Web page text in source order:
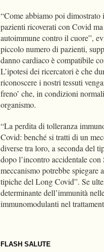
FLASH SALUTE
“Come abbiamo poi
pazienti ricoverati con Covid
autoimmune contro il cuore”,
piccolo numero di pazienti,
danno cardiaco è compatibile
L’ipotesi dei ricercatori è che
riconoscere i nostri tessuti
freno’ che, in condizioni
organismo.
“La perdita di tolleranza
Covid: benché si tratti di un
diverse tra loro, a seconda del
dopo l’incontro accidentale
meccanismo potrebbe spiegare
tipiche del Long Covid”. Se
determinante dell’immunità
immunomodulanti nel